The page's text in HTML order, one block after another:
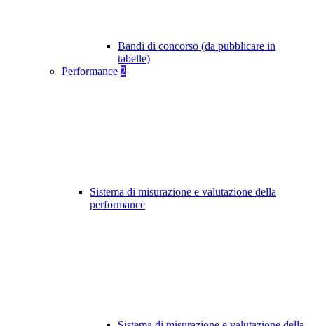
Bandi di concorso (da pubblicare in
tabelle)
Performance 2
Sistema di misurazione e valutazione della
performance